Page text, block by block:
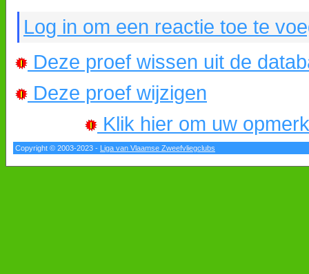
Log in om een reactie toe te
Deze proef wissen uit de
Deze proef wijzigen
Klik hier om uw
Copyright © 2003-2023 - Liga van Vlaamse Zweefvliegclubs